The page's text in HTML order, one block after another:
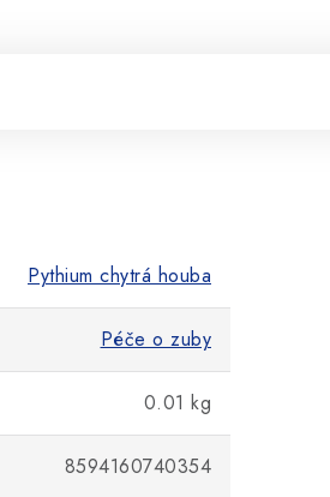
Pythium chytrá houba
Péče o zuby
0.01 kg
8594160740354